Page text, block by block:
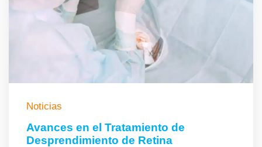
Noticias
Avances en el Tratamiento de
Desprendimiento de Retina